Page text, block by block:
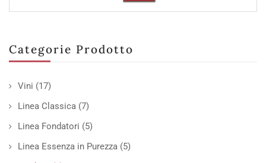
Categorie Prodotto
Vini (17)
Linea Classica (7)
Linea Fondatori (5)
Linea Essenza in Purezza (5)